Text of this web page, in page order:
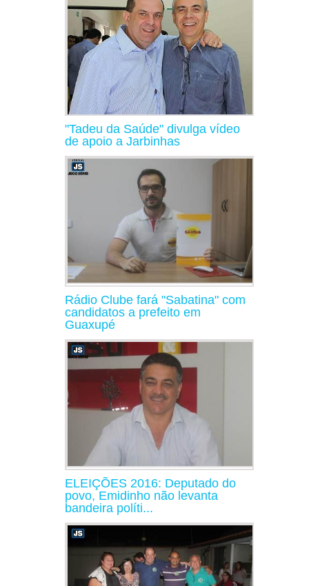
"Tadeu da Saúde" divulga vídeo
de apoio a Jarbinhas
Rádio Clube fará "Sabatina" com
candidatos a prefeito em
Guaxupé
ELEIÇÕES 2016: Deputado do
povo, Emidinho não levanta
bandeira políti...